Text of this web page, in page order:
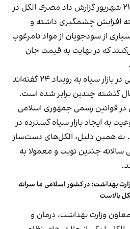
سایت «رویداد ۲۴»، جمعه ۲۱ شهریور گزارش داد مصرف الکل در
افزایش چشمگیری داشته و
از سودجویان از مواد نامرغوب
که در نهایت به قیمت جان
دو فروشنده مشروبات الکلی در بازار سیاه به رویداد ۲۴ گفته‌اند
گذشته چندین برابر شده است.
قوانین رسمی جمهوری اسلامی
به ایجاد بازار سیاه گسترده در
همین دلیل، الکل‌های دست‌ساز
چندین نوبت و معمولا به‌
بهداشت: در کشور اسلامی ما سرانه
بالاست
وزارت بهداشت، درمان و